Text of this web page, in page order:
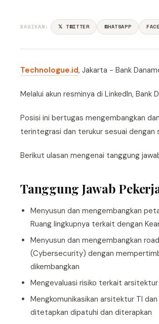
BAGIKAN: 𝕏 TWITTER WHATSAPP
Technologue.id, Jakarta - Bank
Melalui akun resminya di LinkedIn,
Posisi ini bertugas mengembangkan
terintegrasi dan terukur sesuai
Berikut ulasan mengenai tanggung
Tanggung Jawab
Menyusun dan mengembangkan
Ruang lingkupnya terkait dengan
Menyusun dan mengembangkan
(Cybersecurity) dengan
dikembangkan
Mengevaluasi risiko terkait
Mengkomunikasikan arsitektur TI
ditetapkan dipatuhi dan diterapkan